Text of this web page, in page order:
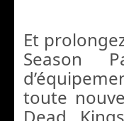
Et
Season
toute